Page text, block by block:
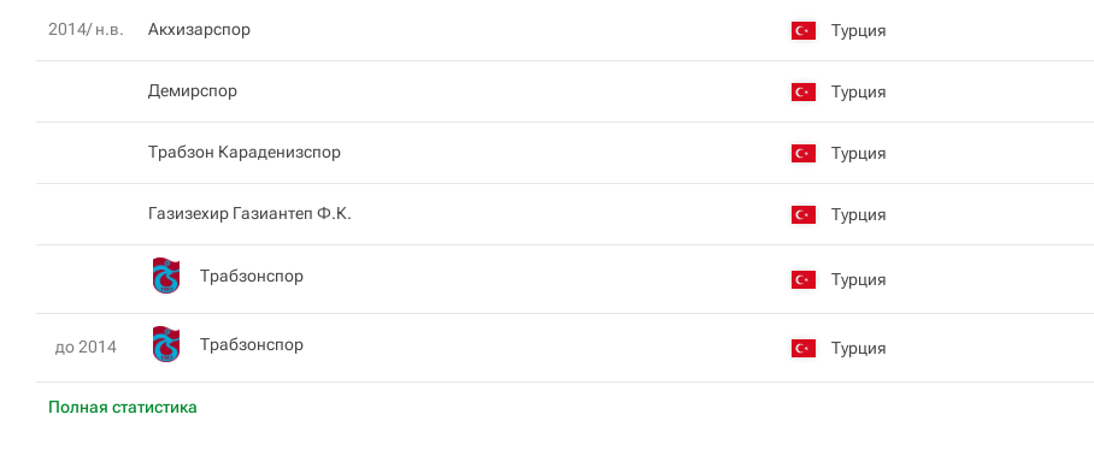
Полная статистика
2014/ н.в. Акхизарспор Турция
Демирспор Турция
Трабзон Караденизспор Турция
Газизехир Газиантеп Ф.К. Турция
Трабзонспор Турция
до 2014 Трабзонспор Турция